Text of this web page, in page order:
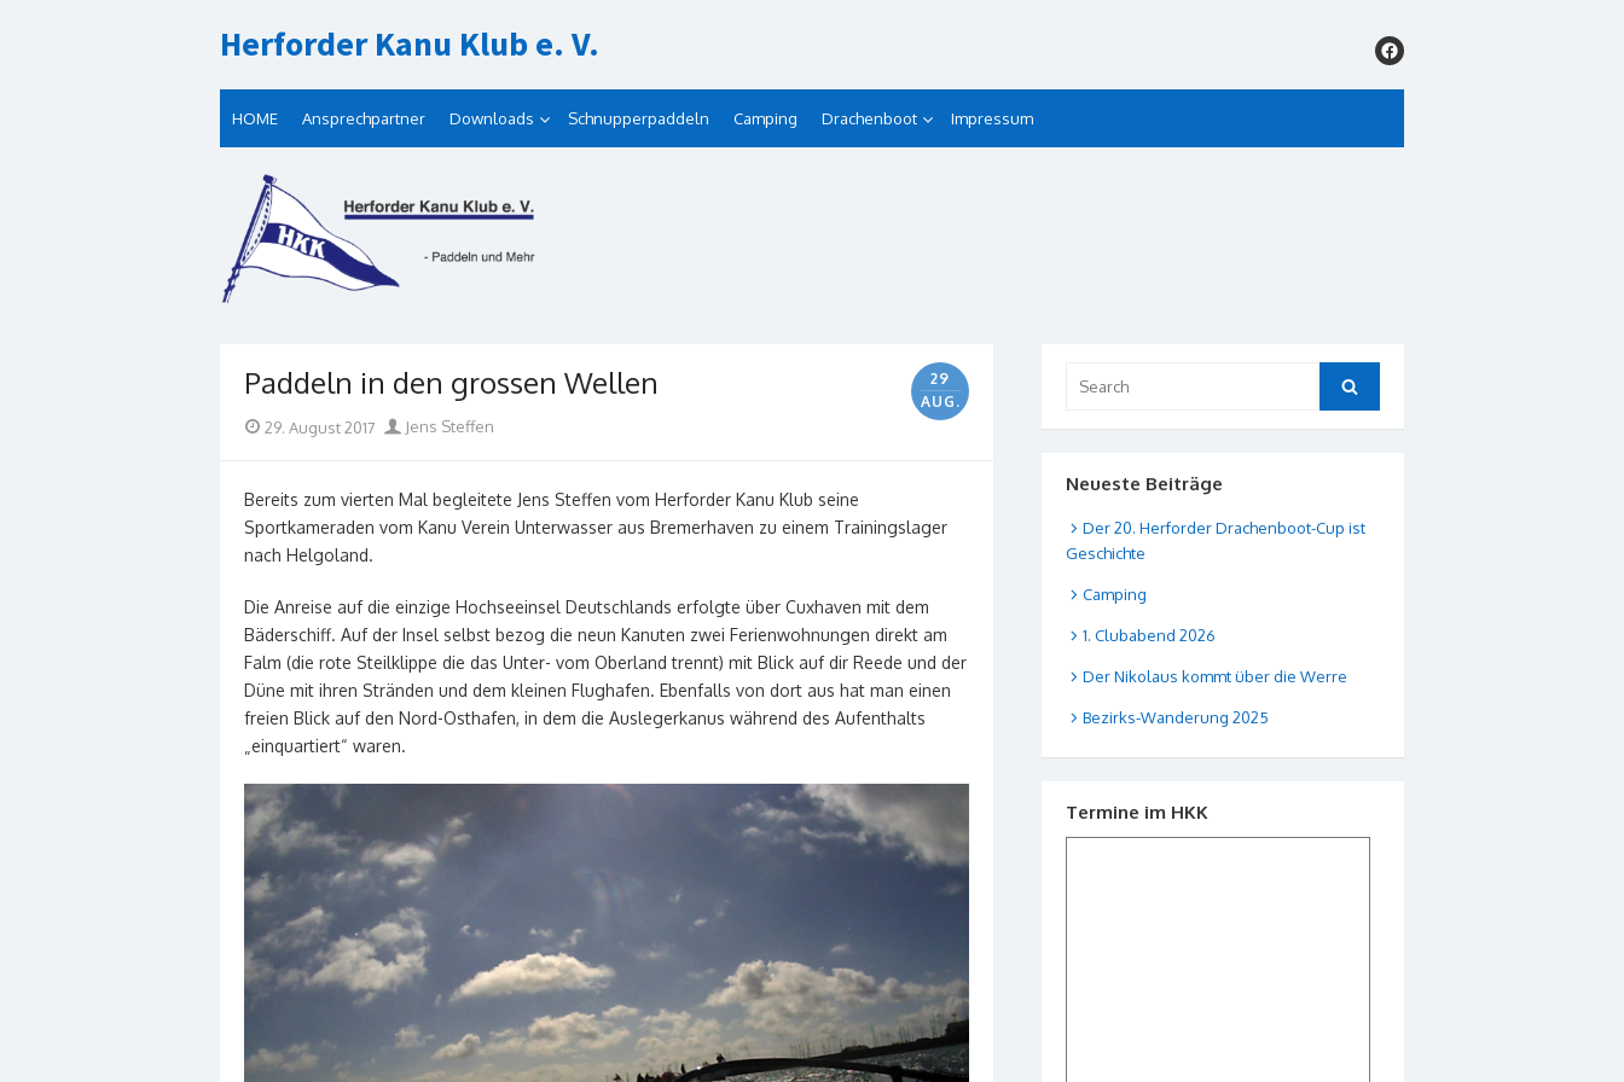
to
Herforder Kanu Klub e. V.
HOME Ansprechpartner Downloads Schnupperpaddeln Camping Drachenboot Impressum
Paddeln in den grossen Wellen
29
AUG.
Posted
29. August 2017 Author
Jens Steffen
Bereits zum vierten Mal begleitete Jens Steffen vom Herforder Kanu Klub seine
Sportkameraden vom Kanu Verein Unterwasser aus Bremerhaven zu einem Trainingslager
nach Helgoland.
Die Anreise auf die einzige Hochseeinsel Deutschlands erfolgte über Cuxhaven mit dem
Bäderschiff. Auf der Insel selbst bezog die neun Kanuten zwei Ferienwohnungen direkt am
Falm (die rote Steilklippe die das Unter- vom Oberland trennt) mit Blick auf dir Reede und der
Düne mit ihren Stränden und dem kleinen Flughafen. Ebenfalls von dort aus hat man einen
freien Blick auf den Nord-Osthafen, in dem die Auslegerkanus während des Aufenthalts
„einquartiert“ waren.
for:
Search
Neueste Beiträge
Der 20. Herforder Drachenboot-Cup ist
Geschichte
Camping
1. Clubabend 2026
Der Nikolaus kommt über die Werre
Bezirks-Wanderung 2025
Termine im HKK